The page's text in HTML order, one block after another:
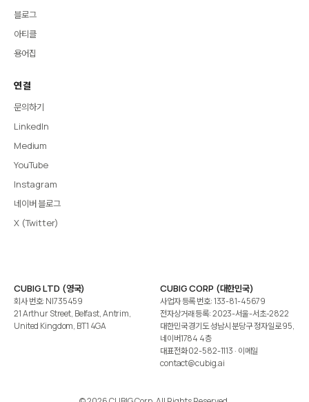
블로그
아티클
용어집
연결
문의하기
LinkedIn
Medium
YouTube
Instagram
네이버 블로그
X (Twitter)
CUBIG LTD (영국)
회사 번호: NI735459
21 Arthur Street, Belfast, Antrim,
United Kingdom, BT1 4GA
CUBIG CORP (대한민국)
사업자 등록 번호: 133-81-45679
전자상거래 등록: 2023-서울-서초-2822
대한민국 경기도 성남시 분당구 정자일로 95,
네이버1784 4층
대표전화02-582-1113 · 이메일
contact@cubig.ai